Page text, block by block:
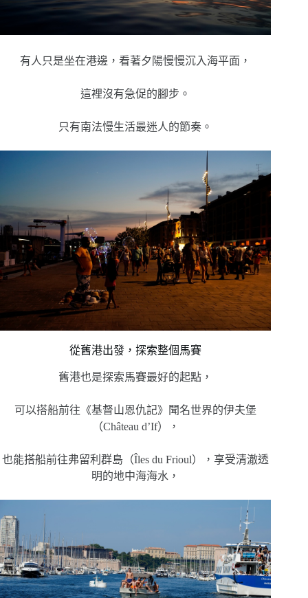
有人只是坐在港邊，看著夕陽慢慢沉入海平面，
這裡沒有急促的腳步。
只有南法慢生活最迷人的節奏。
從舊港出發，探索整個馬賽
舊港也是探索馬賽最好的起點，
可以搭船前往《基督山恩仇記》聞名世界的伊夫堡
（Château d’If），
也能搭船前往弗留利群島（Îles du Frioul），享受清澈透
明的地中海海水，